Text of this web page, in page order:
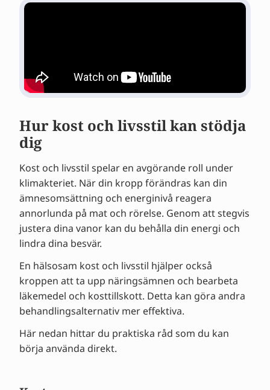
Hur kost och livsstil kan stödja
dig
Kost och livsstil spelar en avgörande roll under
klimakteriet. När din kropp förändras kan din
ämnesomsättning och energinivå reagera
annorlunda på mat och rörelse. Genom att stegvis
justera dina vanor kan du behålla din energi och
lindra dina besvär.
En hälsosam kost och livsstil hjälper också
kroppen att ta upp näringsämnen och bearbeta
läkemedel och kosttillskott. Detta kan göra andra
behandlingsalternativ mer effektiva.
Här nedan hittar du praktiska råd som du kan
börja använda direkt.